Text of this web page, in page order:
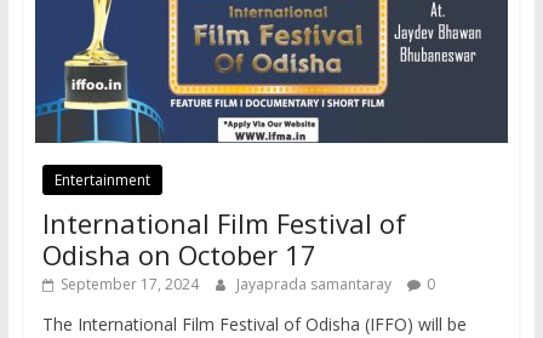
Entertainment
International Film Festival of
Odisha on October 17
September 17, 2024 Jayaprada samantaray 0
The International Film Festival of Odisha (IFFO) will be